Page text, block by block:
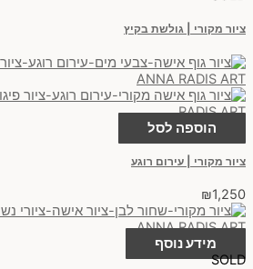
ציור מקורי | גולשת בקיץ
הוספה לסל
ציור מקורי | עירום רוגע
₪1,250
מידע נוסף
SOLD